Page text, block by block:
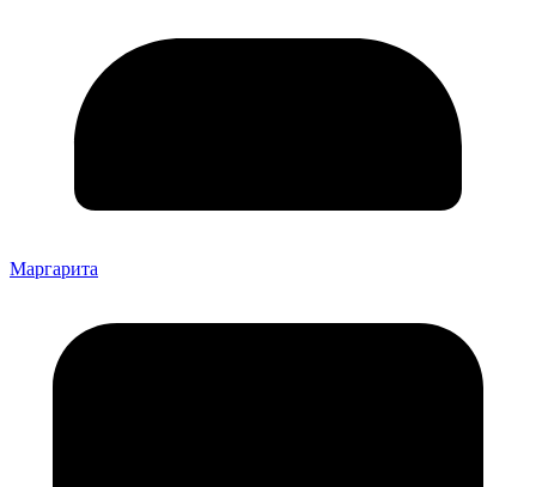
Маргарита